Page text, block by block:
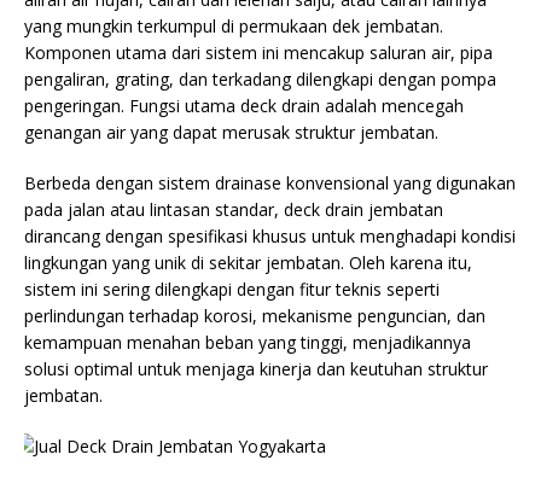
yang mungkin terkumpul di permukaan dek jembatan.
Komponen utama dari sistem ini mencakup saluran air, pipa
pengaliran, grating, dan terkadang dilengkapi dengan pompa
pengeringan. Fungsi utama deck drain adalah mencegah
genangan air yang dapat merusak struktur jembatan.
Berbeda dengan sistem drainase konvensional yang digunakan
pada jalan atau lintasan standar, deck drain jembatan
dirancang dengan spesifikasi khusus untuk menghadapi kondisi
lingkungan yang unik di sekitar jembatan. Oleh karena itu,
sistem ini sering dilengkapi dengan fitur teknis seperti
perlindungan terhadap korosi, mekanisme penguncian, dan
kemampuan menahan beban yang tinggi, menjadikannya
solusi optimal untuk menjaga kinerja dan keutuhan struktur
jembatan.